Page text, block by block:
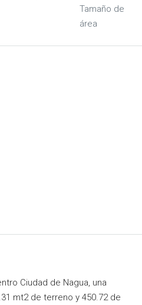
Tamaño de
área
Ciudad de Nagua, una
mt2 de terreno y 450.72 de